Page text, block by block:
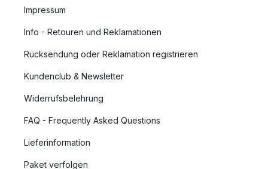
Impressum
Info - Retouren und Reklamationen
Rücksendung oder Reklamation registrieren
Kundenclub & Newsletter
Widerrufsbelehrung
FAQ - Frequently Asked Questions
Lieferinformation
Paket verfolgen